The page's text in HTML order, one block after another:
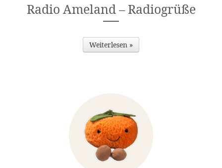
Radio Ameland – Radiogrüße
Weiterlesen »